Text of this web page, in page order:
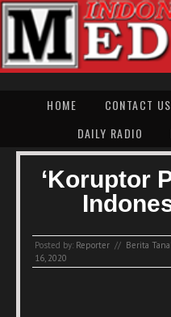
HOME CONTACT US
DAILY RADIO
‘Koruptor
Posted by: Reporter // Berita
16, 2020